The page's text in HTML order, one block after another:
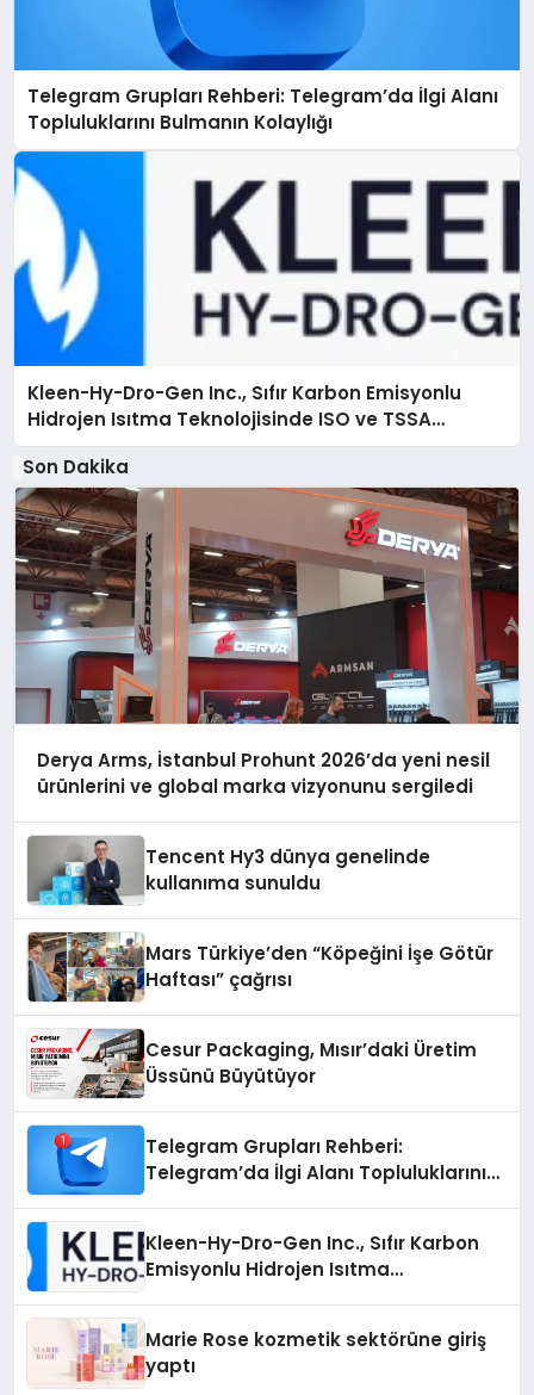
Telegram Grupları Rehberi: Telegram’da İlgi Alanı
Topluluklarını Bulmanın Kolaylığı
Kleen-Hy-Dro-Gen Inc., Sıfır Karbon Emisyonlu
Hidrojen Isıtma Teknolojisinde ISO ve TSSA
Düzenleyici Onaylarını Aldı
Son Dakika
Derya Arms, İstanbul Prohunt 2026’da yeni nesil
ürünlerini ve global marka vizyonunu sergiledi
Tencent Hy3 dünya genelinde
kullanıma sunuldu
Mars Türkiye’den “Köpeğini İşe Götür
Haftası” çağrısı
Cesur Packaging, Mısır’daki Üretim
Üssünü Büyütüyor
Telegram Grupları Rehberi:
Telegram’da İlgi Alanı Topluluklarını
Kleen-Hy-Dro-Gen Inc., Sıfır Karbon
Emisyonlu Hidrojen Isıtma
Marie Rose kozmetik sektörüne giriş
yaptı